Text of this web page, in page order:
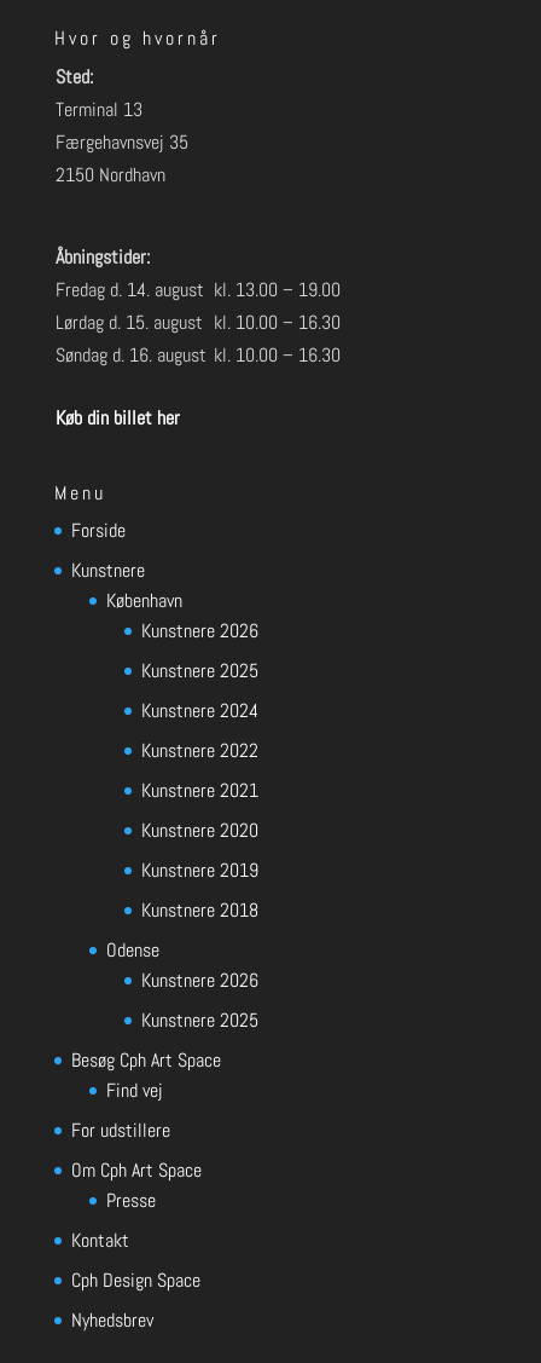
Hvor og hvornår
Sted:
Terminal 13
Færgehavnsvej 35
2150 Nordhavn
Åbningstider:
Fredag d. 14. august kl. 13.00 – 19.00
Lørdag d. 15. august kl. 10.00 – 16.30
Søndag d. 16. august kl. 10.00 – 16.30
Køb din billet her
Menu
Forside
Kunstnere
København
Kunstnere 2026
Kunstnere 2025
Kunstnere 2024
Kunstnere 2022
Kunstnere 2021
Kunstnere 2020
Kunstnere 2019
Kunstnere 2018
Odense
Kunstnere 2026
Kunstnere 2025
Besøg Cph Art Space
Find vej
For udstillere
Om Cph Art Space
Presse
Kontakt
Cph Design Space
Nyhedsbrev